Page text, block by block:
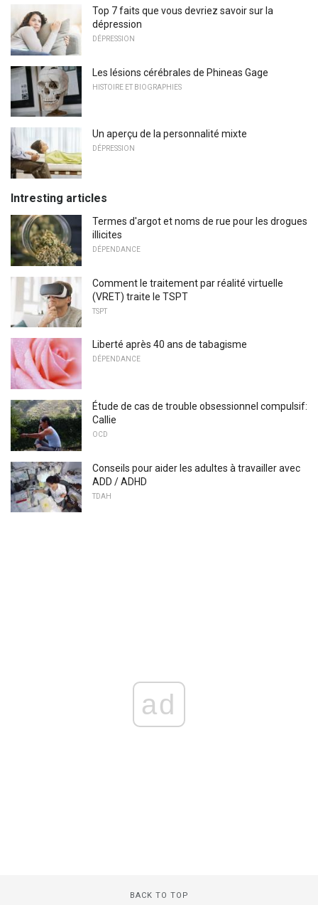
Top 7 faits que vous devriez savoir sur la
dépression
DÉPRESSION
Les lésions cérébrales de Phineas Gage
HISTOIRE ET BIOGRAPHIES
Un aperçu de la personnalité mixte
DÉPRESSION
Intresting articles
Termes d'argot et noms de rue pour les drogues
illicites
DÉPENDANCE
Comment le traitement par réalité virtuelle
(VRET) traite le TSPT
TSPT
Liberté après 40 ans de tabagisme
DÉPENDANCE
Étude de cas de trouble obsessionnel compulsif:
Callie
OCD
Conseils pour aider les adultes à travailler avec
ADD / ADHD
TDAH
ad
BACK TO TOP